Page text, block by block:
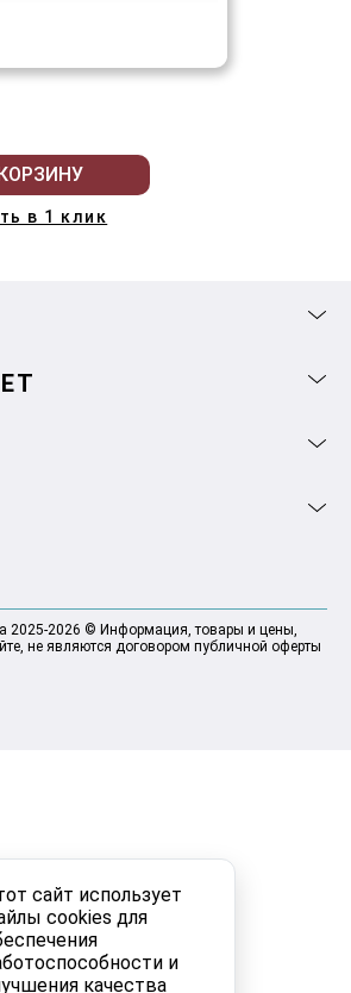
сайт использует
cookies для
и
качества
в 1 клик
2025-2026 © Информация, товары и цены,
не являются договором публичной оферты